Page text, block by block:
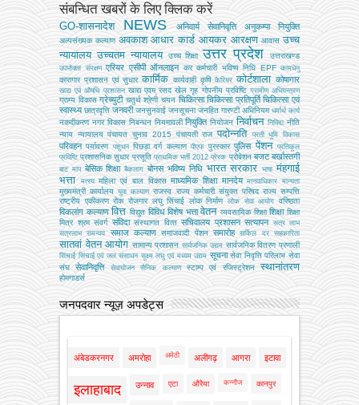
संबन्धित खबरों के लिए क्लिक करें
GO-शासनादेश NEWS अनिवार्य सेवानिवृत्ति अनुकम्पा नियुक्ति
अल्‍पसंख्‍यक कल्‍याण अवकाश आधार कार्ड आयकर आरक्षण आवास उच्च
न्यायालय उच्चतम न्यायालय उच्‍च शिक्षा उत्तर प्रदेश उत्तराखण्ड
उपभोक्‍ता संरक्षण एरियर एसीपी ऑनलाइन कर कर्मचारी भविष्य निधि EPF कामधेनु
कारागार प्रशासन एवं सुधार कार्मिक कार्यवाही कृषि कैरियर कोर्टशाला कोषागार
खाद्य एवं औषधि प्रशासन खाद्य एवम् रसद खेल गृह गोपनीय प्रविष्टि ग्रामीण अभियन्‍त्रण
ग्राम्य विकास ग्रेच्युटी चतुर्थ श्रेणी चयन चिकित्सा चिकित्सा प्रतिपूर्ति चिकित्‍सा एवं
स्वास्थ्य छात्रवृत्ति जनवरी जनसुनवाई जनसूचना जनहित गारण्टी अधिनियम धर्मार्थ कार्य
नकदीकरण नगर विकास निबन्‍धन नियमावली नियुक्ति नियोजन निर्वाचन निविदा नीति
न्याय न्यायालय पंचायत चुनाव 2015 पंचायती राज पदोन्नति परती भूमि विकास
परिवहन पर्यावरण पशुधन पिछड़ा वर्ग कल्‍याण पीएफ पुरस्कार पुलिस पेंशन
प्रतिकूल
प्रविष्टि प्रशासनिक सुधार प्रसूति प्राथमिक भर्ती 2012 प्रेरक प्रोबेशन बजट बर्खास्तगी
बाट माप बेसिक शिक्षा बैकलाग बोनस भविष्य निधि भारत सरकार भाषा मंहगाई
भत्ता
मत्‍स्‍य महिला एवं बाल विकास माध्यमिक शिक्षा मानदेय मानवाधिकार मान्यता
मुख्‍यमंत्री कार्यालय युवा कल्याण राजस्व राज्य कर्मचारी संयुक्त परिषद राज्य सम्पत्ति
राष्ट्रीय एकीकरण रोक रोजगार लघु सिंचाई लोक निर्माण लोक सेवा आयोग वरिष्ठता
विकलांग कल्याण वित्त विद्युत विविध विशेष भत्ता वेतन व्‍यवसायिक शिक्षा शिक्षा शिक्षा
मित्र श्रम संवर्ग संविदा संस्‍थागत वित्‍त सचिवालय प्रशासन सत्यापन सत्र लाभ
सत्रलाभ
समन्वय समाज कल्याण समाजवादी पेंशन समारोह सर्किल दर सहकारिता
सातवां वेतन आयोग सामान्य प्रशासन सार्वजनिक उद्यम सार्वजनिक वितरण प्रणाली
सिंचाई सिंचाई एवं जल संसाधन सूक्ष्म लघु एवं मध्यम उद्यम सूचना सेवा निवृत्ति परिलाभ सेवा
संघ
सेवानिवृत्ति सेवायोजन सैनिक कल्‍याण स्टाम्प एवं रजिस्ट्रेशन स्थानांतरण
होमगाडर्स
जनपदवार न्यूज़ अपडेट्स
अंबेडकरनगर अमरोहा अमेठी अलीगढ़ आगरा इटावा
इलाहाबाद उन्नाव एटा औरैया कन्नौज कानपुर